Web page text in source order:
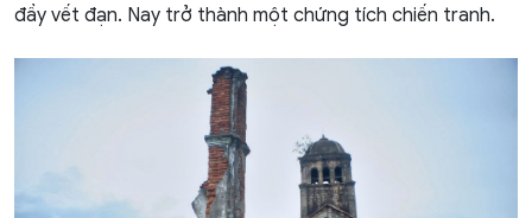
đầy vết đạn. Nay trở thành một chứng tích chiến tranh.